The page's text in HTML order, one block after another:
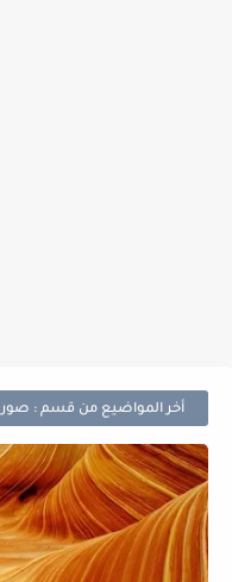
أخر المواضيع من قسم : صور